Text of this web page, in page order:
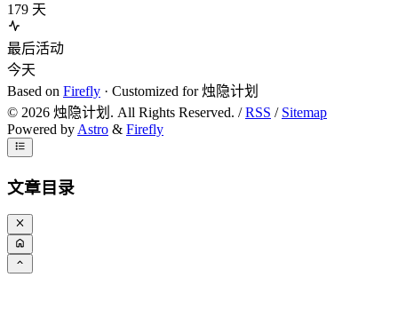
179 天
最后活动
今天
Based on Firefly · Customized for 烛隐计划
© 2026 烛隐计划. All Rights Reserved. /RSS / Sitemap
Powered by Astro & Firefly
文章目录